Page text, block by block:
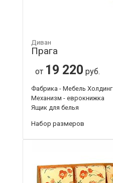
Диван
Прага
от 19 220 руб.
Фабрика - Мебель Холдинг
Механизм - еврокнижка
Ящик для белья
Набор размеров